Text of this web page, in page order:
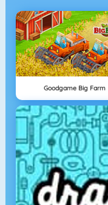
Goodgame Big Farm